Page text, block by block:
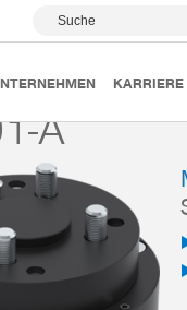
Suche
KARRIERE
Ecosystem
A